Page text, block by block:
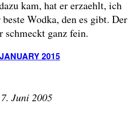
kam, hat er erzaehlt, ich
beste Wodka, den es gibt. Der
schmeckt ganz fein.
2015
Juni 2005